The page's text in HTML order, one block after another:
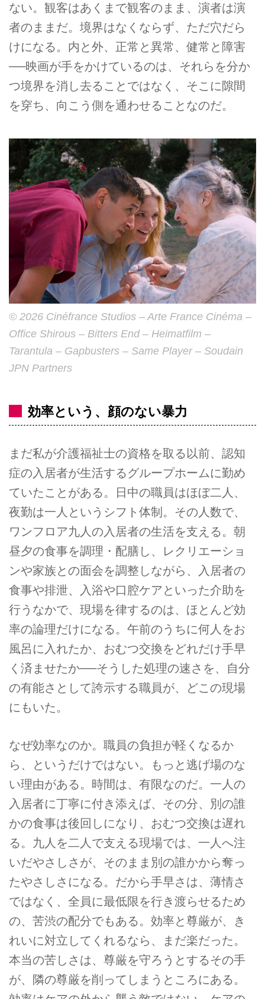
ない。観客はあくまで観客のまま、演者は演
者のままだ。境界はなくならず、ただ穴だら
けになる。内と外、正常と異常、健常と障害
──映画が手をかけているのは、それらを分か
つ境界を消し去ることではなく、そこに隙間
を穿ち、向こう側を通わせることなのだ。
© 2026 Cinéfrance Studios – Arte France Cinéma –
Office Shirous – Bitters End – Heimatfilm –
Tarantula – Gapbusters – Same Player – Soudain
JPN Partners
効率という、顔のない暴力
まだ私が介護福祉士の資格を取る以前、認知
症の入居者が生活するグループホームに勤め
ていたことがある。日中の職員はほぼ二人、
夜勤は一人というシフト体制。その人数で、
ワンフロア九人の入居者の生活を支える。朝
昼夕の食事を調理・配膳し、レクリエーショ
ンや家族との面会を調整しながら、入居者の
食事や排泄、入浴や口腔ケアといった介助を
行うなかで、現場を律するのは、ほとんど効
率の論理だけになる。午前のうちに何人をお
風呂に入れたか、おむつ交換をどれだけ手早
く済ませたか──そうした処理の速さを、自分
の有能さとして誇示する職員が、どこの現場
にもいた。
なぜ効率なのか。職員の負担が軽くなるか
ら、というだけではない。もっと逃げ場のな
い理由がある。時間は、有限なのだ。一人の
入居者に丁寧に付き添えば、その分、別の誰
かの食事は後回しになり、おむつ交換は遅れ
る。九人を二人で支える現場では、一人へ注
いだやさしさが、そのまま別の誰かから奪っ
たやさしさになる。だから手早さは、薄情さ
ではなく、全員に最低限を行き渡らせるため
の、苦渋の配分でもある。効率と尊厳が、き
れいに対立してくれるなら、まだ楽だった。
本当の苦しさは、尊厳を守ろうとするその手
が、隣の尊厳を削ってしまうところにある。